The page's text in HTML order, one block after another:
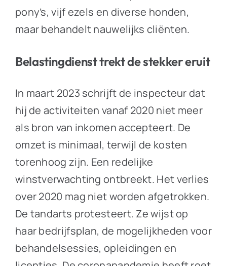
pony’s, vijf ezels en diverse honden,
maar behandelt nauwelijks cliënten.
Belastingdienst trekt de stekker eruit
In maart 2023 schrijft de inspecteur dat
hij de activiteiten vanaf 2020 niet meer
als bron van inkomen accepteert. De
omzet is minimaal, terwijl de kosten
torenhoog zijn. Een redelijke
winstverwachting ontbreekt. Het verlies
over 2020 mag niet worden afgetrokken.
De tandarts protesteert. Ze wijst op
haar bedrijfsplan, de mogelijkheden voor
behandelsessies, opleidingen en